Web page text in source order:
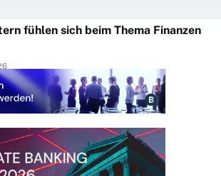
fühlen sich beim Thema Finanzen